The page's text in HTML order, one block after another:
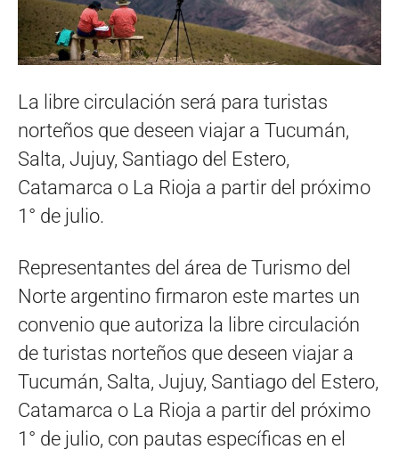
La libre circulación será para turistas
norteños que deseen viajar a Tucumán,
Salta, Jujuy, Santiago del Estero,
Catamarca o La Rioja a partir del próximo
1° de julio.
Representantes del área de Turismo del
Norte argentino firmaron este martes un
convenio que autoriza la libre circulación
de turistas norteños que deseen viajar a
Tucumán, Salta, Jujuy, Santiago del Estero,
Catamarca o La Rioja a partir del próximo
1° de julio, con pautas específicas en el